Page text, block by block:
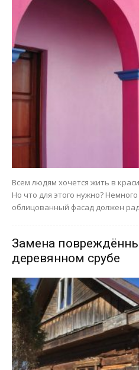
Всем людям хочется жить в
Но что для этого нужно?
облицованный фасад должен
Замена
деревянном срубе